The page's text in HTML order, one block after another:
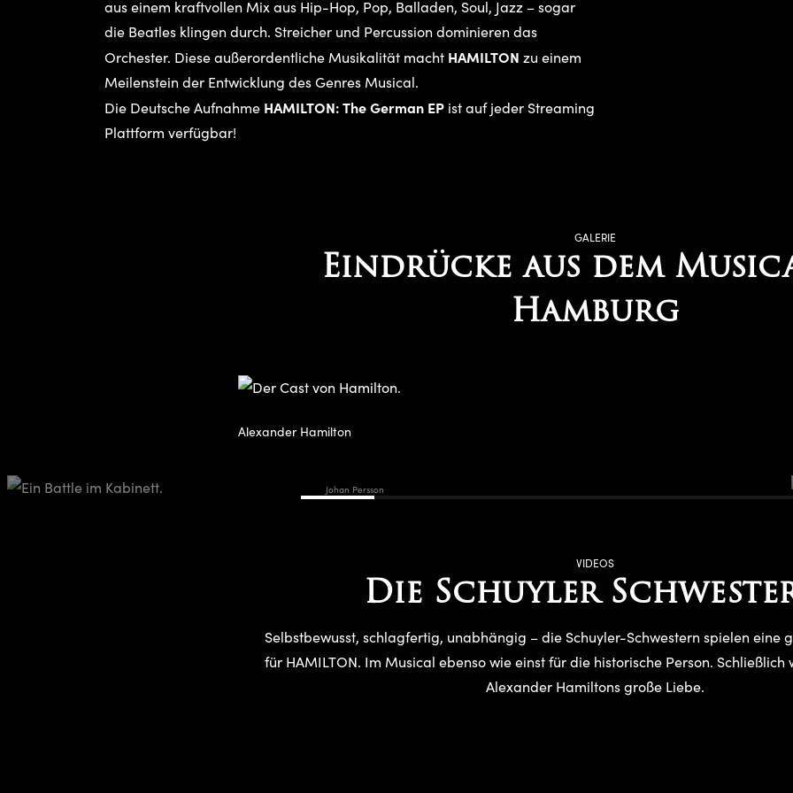
aus einem kraftvollen Mix aus Hip-Hop, Pop, Balladen, Soul, Jazz – sogar
die Beatles klingen durch. Streicher und Percussion dominieren das
Orchester. Diese außerordentliche Musikalität macht HAMILTON zu einem
Meilenstein der Entwicklung des Genres Musical.
Die Deutsche Aufnahme HAMILTON: The German EP ist auf jeder Streaming
Plattform verfügbar!
GALERIE
Eindrücke aus dem
Hamburg
Alexander Hamilton
Johan Persson
VIDEOS
Die Schuyler
Selbstbewusst, schlagfertig, unabhängig – die Schuyler-Schwestern spielen eine
für HAMILTON. Im Musical ebenso wie einst für die historische Person. Schließlich
Alexander Hamiltons große Liebe.